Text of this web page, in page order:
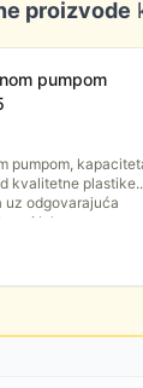
proizvode
pumpom
pumpom,
kvalitetne plastike.
uz odgovarajuća
i lako...